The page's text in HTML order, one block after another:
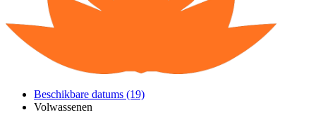
Beschikbare datums (19)
Volwassenen